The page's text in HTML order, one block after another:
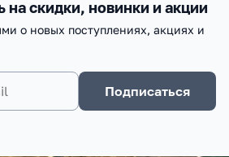
скидки, новинки и акции
о новых поступлениях, акциях и
Подписаться